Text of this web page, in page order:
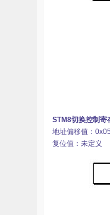
STM8切换控制
地址偏移值：0x05
复位值：未定义